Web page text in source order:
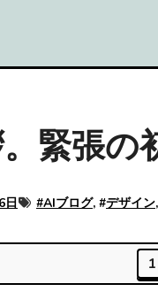
緊張
日 #AIブログ, #デザイン
1